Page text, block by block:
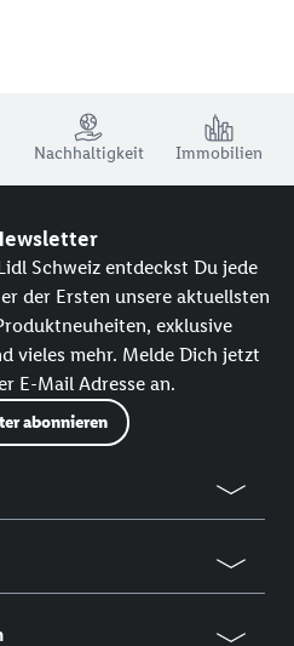
Nachhaltigkeit Immobilien
Schweiz entdeckst Du jede
der Ersten unsere aktuellsten
exklusive
vieles mehr. Melde Dich jetzt
E-Mail Adresse an.
abonnieren